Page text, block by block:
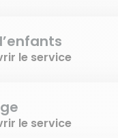
le service
le service